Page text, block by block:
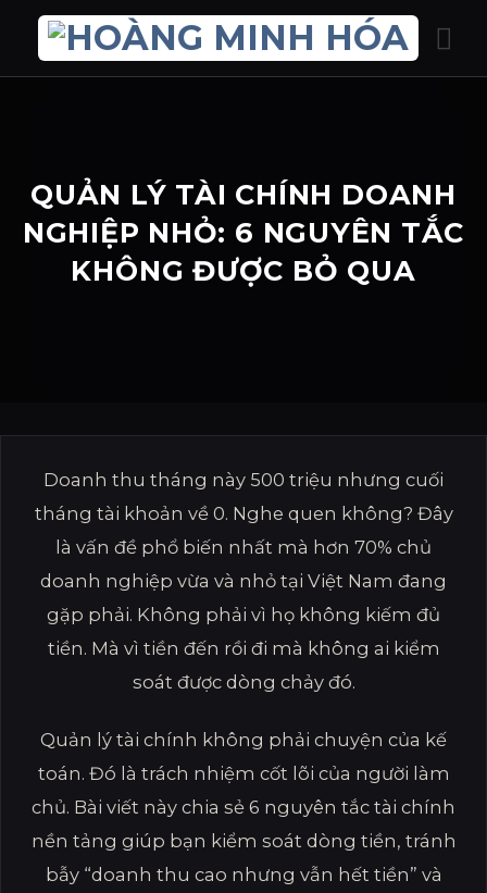
nội
QUẢN LÝ TÀI CHÍNH DOANH
NGHIỆP NHỎ: 6 NGUYÊN TẮC
KHÔNG ĐƯỢC BỎ QUA
Doanh thu tháng này 500 triệu nhưng cuối
tháng tài khoản về 0. Nghe quen không? Đây
là vấn đề phổ biến nhất mà hơn 70% chủ
doanh nghiệp vừa và nhỏ tại Việt Nam đang
gặp phải. Không phải vì họ không kiếm đủ
tiền. Mà vì tiền đến rồi đi mà không ai kiểm
soát được dòng chảy đó.
Quản lý tài chính không phải chuyện của kế
toán. Đó là trách nhiệm cốt lõi của người làm
chủ. Bài viết này chia sẻ 6 nguyên tắc tài chính
nền tảng giúp bạn kiểm soát dòng tiền, tránh
bẫy “doanh thu cao nhưng vẫn hết tiền” và